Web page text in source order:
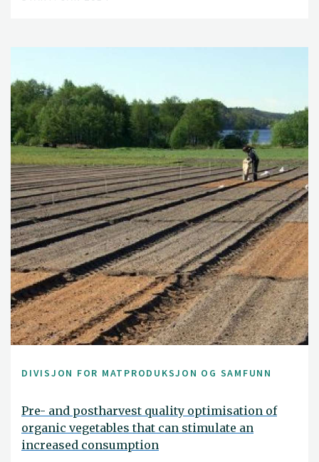
DIVISJON FOR MATPRODUKSJON OG SAMFUNN
Pre- and postharvest quality optimisation of
organic vegetables that can stimulate an
increased consumption